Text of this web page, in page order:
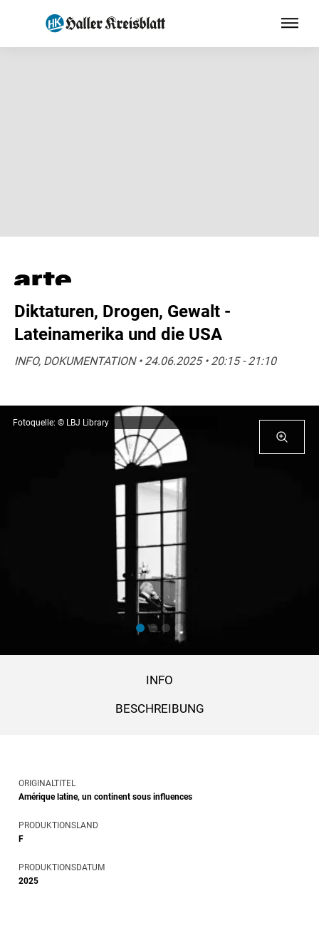
Diktaturen, Drogen, Gewalt -
Lateinamerika und die USA
INFO, DOKUMENTATION • 24.06.2025 • 20:15 - 21:10
Fotoquelle: © LBJ Library
INFO
BESCHREIBUNG
ORIGINALTITEL
Amérique latine, un continent sous influences
PRODUKTIONSLAND
F
PRODUKTIONSDATUM
2025